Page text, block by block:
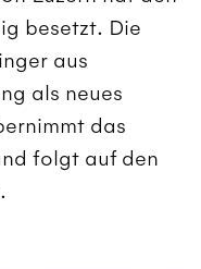
besetzt. Die
aus
als neues
das
folgt auf den